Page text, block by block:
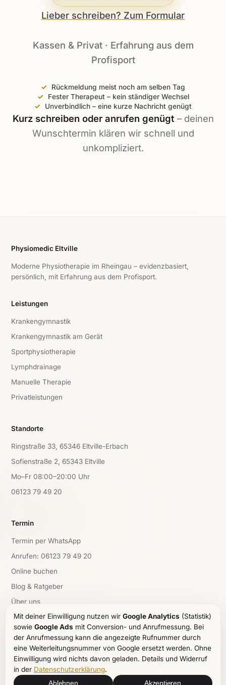
Lieber schreiben? Zum Formular
Kassen & Privat · Erfahrung aus dem
Profisport
Rückmeldung meist noch am selben Tag
Fester Therapeut – kein ständiger Wechsel
Unverbindlich – eine kurze Nachricht genügt
Kurz schreiben oder anrufen genügt – deinen
Wunschtermin klären wir schnell und
unkompliziert.
Physiomedic Eltville
Moderne Physiotherapie im Rheingau – evidenzbasiert,
persönlich, mit Erfahrung aus dem Profisport.
Leistungen
Krankengymnastik
Krankengymnastik am Gerät
Sportphysiotherapie
Lymphdrainage
Manuelle Therapie
Privatleistungen
Standorte
Ringstraße 33, 65346 Eltville-Erbach
Sofienstraße 2, 65343 Eltville
Mo–Fr 08:00–20:00 Uhr
06123 79 49 20
Termin
Termin per WhatsApp
Anrufen: 06123 79 49 20
Online buchen
Blog & Ratgeber
Über uns
Kontakt & Anfahrt
© 2026 Physiomedic Eltville. Alle Rechte vorbehalten.
Impressum·Datenschutz·Cookie-Einstellungen
Mit deiner Einwilligung nutzen wir Google Analytics (Statistik)
sowie Google Ads mit Conversion- und Anrufmessung. Bei
der Anrufmessung kann die angezeigte Rufnummer durch
eine Weiterleitungsnummer von Google ersetzt werden. Ohne
Einwilligung wird nichts davon geladen. Details und Widerruf
in der Datenschutzerklärung.
Ablehnen Akzeptieren